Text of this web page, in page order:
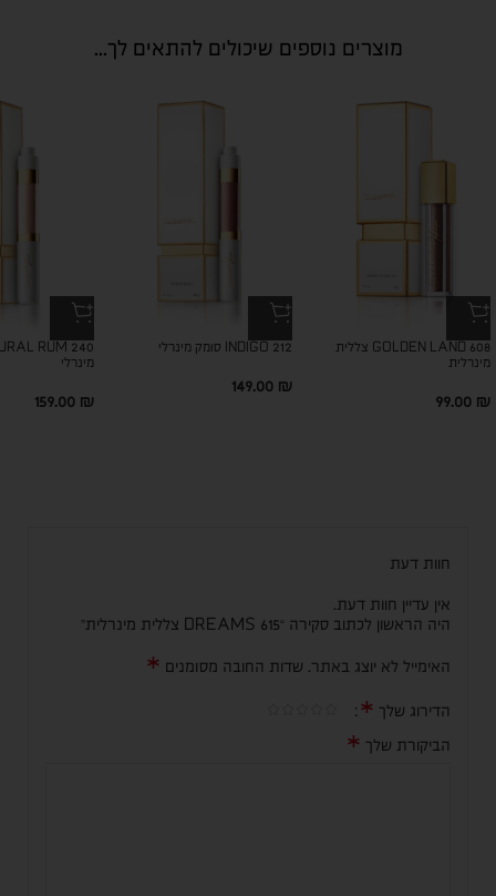
מוצרים נוספים שיכולים להתאים לך...
GOLDEN LAND 608 צללית
מינרלית
99.00 ₪
INDIGO 212 סומק מינרלי
149.00 ₪
מינרלי
159.00 ₪
חוות דעת
אין עדיין חוות דעת.
היה הראשון לכתוב סקירה “DREAMS 615 צללית מינרלית”
האימייל לא יוצג באתר. שדות החובה מסומנים *
הדירוג שלך *
הביקורת שלך *